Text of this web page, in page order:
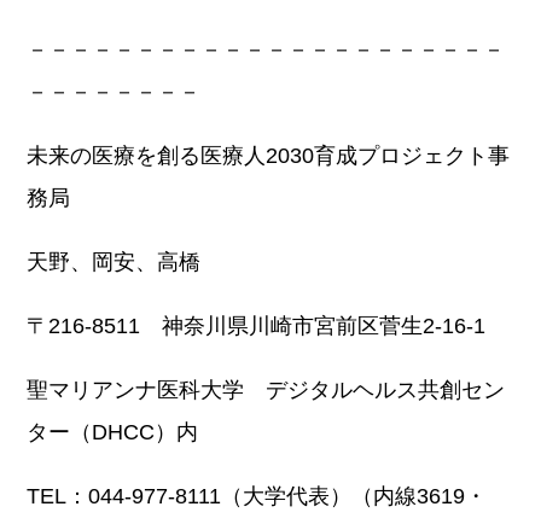
－－－－－－－－－－－－－－－－－－－－－－
－－－－－－－－
未来の医療を創る医療人2030育成プロジェクト事
務局
天野、岡安、高橋
〒216-8511 神奈川県川崎市宮前区菅生2-16-1
聖マリアンナ医科大学 デジタルヘルス共創セン
ター（DHCC）内
TEL：044-977-8111（大学代表）（内線3619・